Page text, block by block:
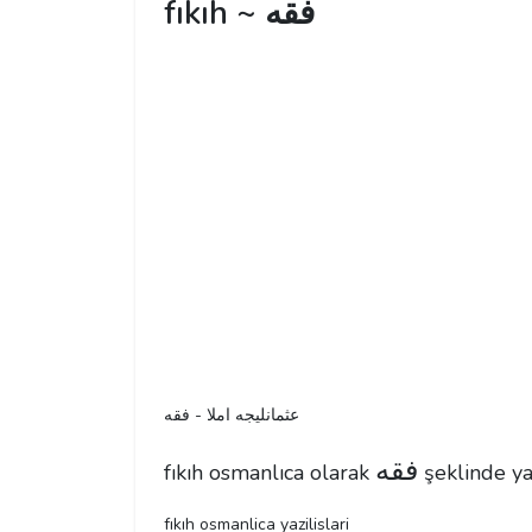
fıkıh ~ فقه
عثمانليجه املا - فقه
fıkıh osmanlıca olarak فقه şeklinde
fıkıh osmanlica yazilislari